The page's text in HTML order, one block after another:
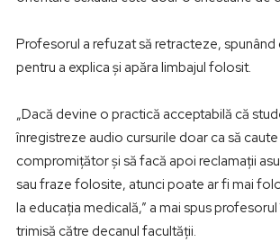
Profesorul a refuzat să retracteze, spunând
pentru a explica şi apăra limbajul folosit.
„Dacă devine o practică acceptabilă că
înregistreze audio cursurile doar ca să
compromiţător şi să facă apoi reclamaţii
sau fraze folosite, atunci poate ar fi mai
la educaţia medicală,” a mai spus
trimisă către decanul facultăţii.